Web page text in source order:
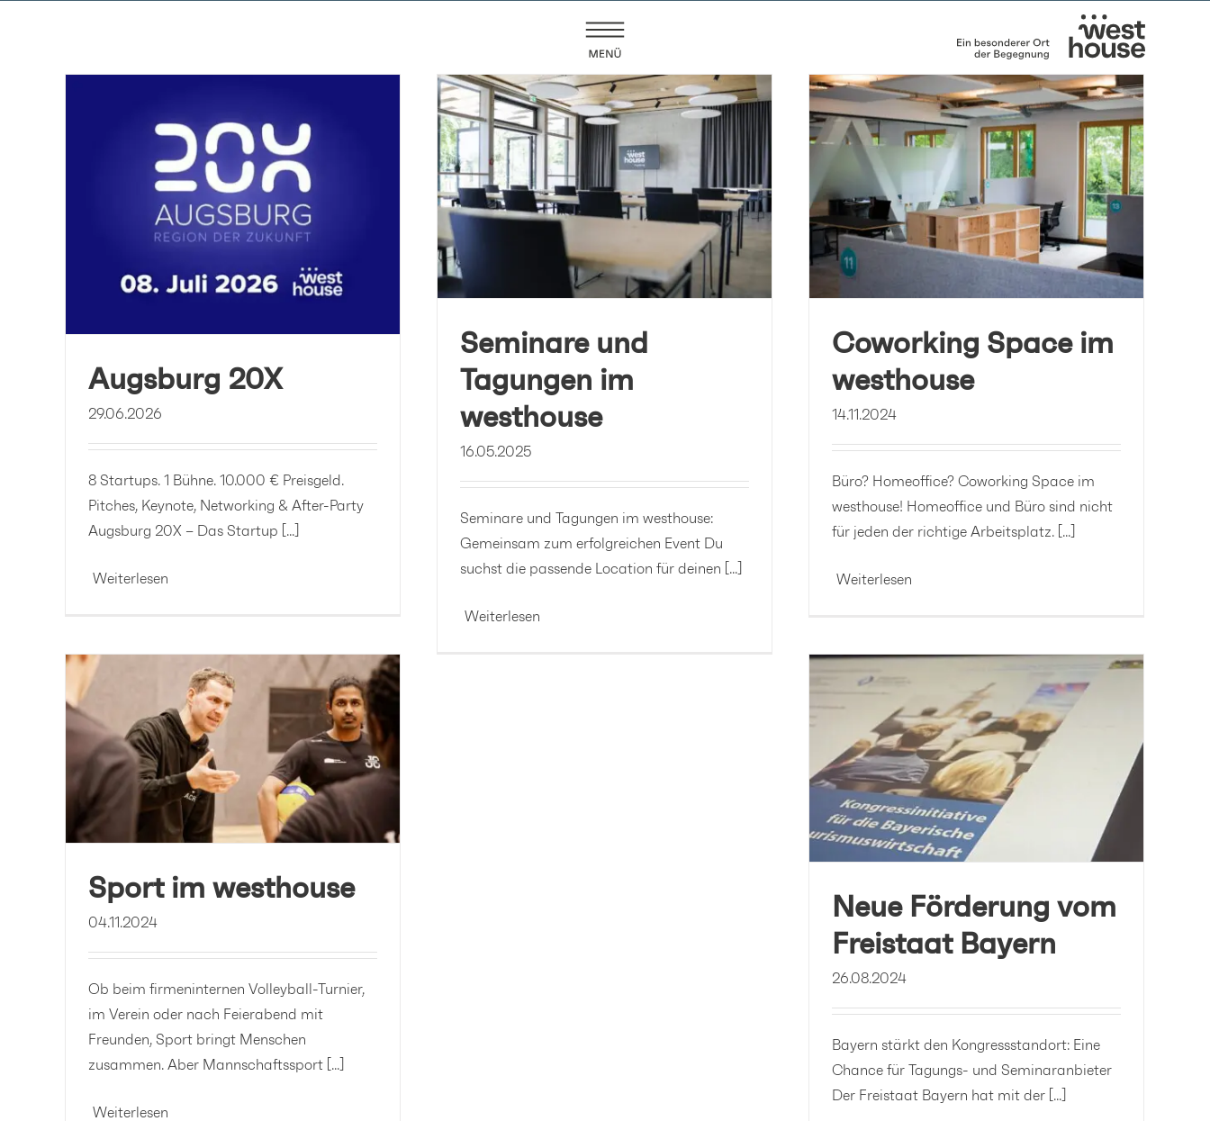
Augsburg 20X
29.06.2026
8 Startups. 1 Bühne. 10.000 € Preisgeld.
Pitches, Keynote, Networking & After-Party
Augsburg 20X – Das Startup [...]
Weiterlesen
Seminare und
Tagungen im
westhouse
16.05.2025
Seminare und Tagungen im westhouse:
Gemeinsam zum erfolgreichen Event Du
suchst die passende Location für deinen [...]
Weiterlesen
Coworking Space im
westhouse
14.11.2024
Büro? Homeoffice? Coworking Space im
westhouse! Homeoffice und Büro sind nicht
für jeden der richtige Arbeitsplatz. [...]
Weiterlesen
Sport im westhouse
04.11.2024
Ob beim firmeninternen Volleyball-Turnier,
im Verein oder nach Feierabend mit
Freunden, Sport bringt Menschen
zusammen. Aber Mannschaftssport [...]
Weiterlesen
Neue Förderung vom
Freistaat Bayern
26.08.2024
Bayern stärkt den Kongressstandort: Eine
Chance für Tagungs- und Seminaranbieter
Der Freistaat Bayern hat mit der [...]